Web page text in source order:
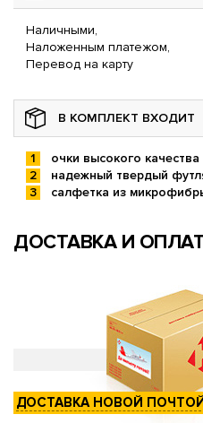
Наличными,
Наложенным платежом,
Перевод на карту
В КОМПЛЕКТ ВХОДИТ
очки высокого качества
надежный твердый
салфетка из
ДОСТАВКА И
ДОСТАВКА НОВОЙ